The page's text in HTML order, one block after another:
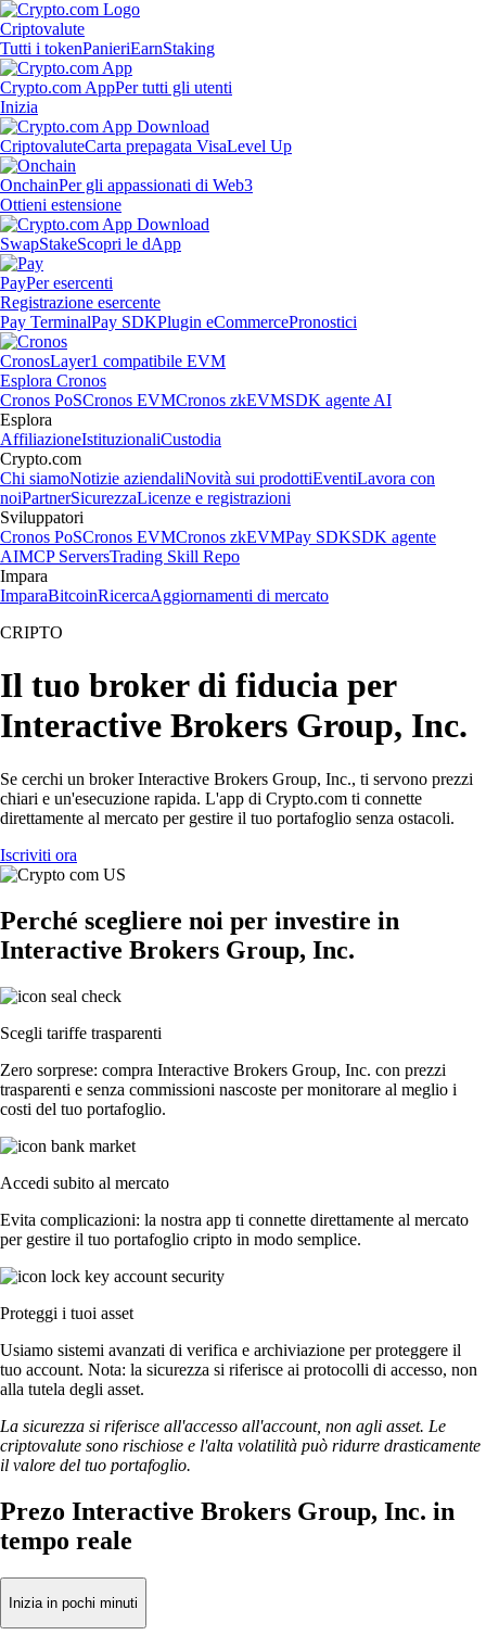
Criptovalute
Tutti i tokenPanieriEarnStaking
Crypto.com AppPer tutti gli utenti
Inizia
CriptovaluteCarta prepagata VisaLevel Up
OnchainPer gli appassionati di Web3
Ottieni estensione
SwapStakeScopri le dApp
PayPer esercenti
Registrazione esercente
Pay TerminalPay SDKPlugin eCommercePronostici
CronosLayer1 compatibile EVM
Esplora Cronos
Cronos PoSCronos EVMCronos zkEVMSDK agente AI
Esplora
AffiliazioneIstituzionaliCustodia
Crypto.com
Chi siamoNotizie aziendaliNovità sui prodottiEventiLavora con
noiPartnerSicurezzaLicenze e registrazioni
Sviluppatori
Cronos PoSCronos EVMCronos zkEVMPay SDKSDK agente
AIMCP ServersTrading Skill Repo
Impara
ImparaBitcoinRicercaAggiornamenti di mercato
CRIPTO
Il tuo broker di fiducia per
Interactive Brokers Group, Inc.
Se cerchi un broker Interactive Brokers Group, Inc., ti servono prezzi
chiari e un'esecuzione rapida. L'app di Crypto.com ti connette
direttamente al mercato per gestire il tuo portafoglio senza ostacoli.
Iscriviti ora
Perché scegliere noi per investire in
Interactive Brokers Group, Inc.
Scegli tariffe trasparenti
Zero sorprese: compra Interactive Brokers Group, Inc. con prezzi
trasparenti e senza commissioni nascoste per monitorare al meglio i
costi del tuo portafoglio.
Accedi subito al mercato
Evita complicazioni: la nostra app ti connette direttamente al mercato
per gestire il tuo portafoglio cripto in modo semplice.
Proteggi i tuoi asset
Usiamo sistemi avanzati di verifica e archiviazione per proteggere il
tuo account. Nota: la sicurezza si riferisce ai protocolli di accesso, non
alla tutela degli asset.
La sicurezza si riferisce all'accesso all'account, non agli asset. Le
criptovalute sono rischiose e l'alta volatilità può ridurre drasticamente
il valore del tuo portafoglio.
Prezo Interactive Brokers Group, Inc. in
tempo reale
Inizia in pochi minuti